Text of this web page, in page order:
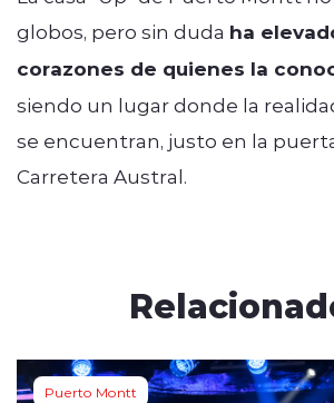
globos, pero sin duda ha
corazones de quienes la
siendo un lugar donde la
se encuentran, justo en la
Carretera Austral.
Puerto Montt